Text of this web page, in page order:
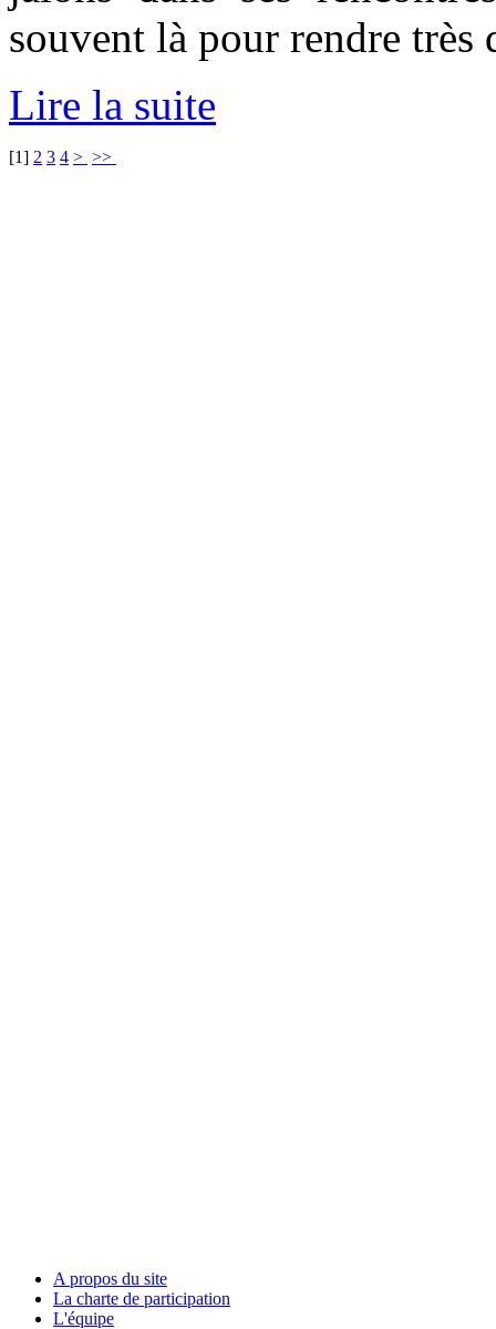
souvent là pour rendre
Lire la suite
[1] 2 3 4 > >>
A propos du site
La charte de participation
L'équipe